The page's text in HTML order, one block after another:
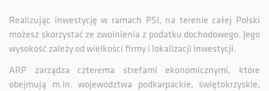
Realizując inwestycję w ramach PSI, na terenie całej Polski
możesz skorzystać ze zwolnienia z podatku dochodowego. Jego
wysokość zależy od wielkości firmy i lokalizacji inwestycji.
ARP zarządza czterema strefami ekonomicznymi, które
obejmują m.in. województwa podkarpackie, świętokrzyskie,